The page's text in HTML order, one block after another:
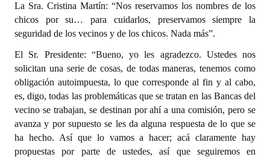
La Sra. Cristina Martín: “Nos reservamos los nombres de los
chicos por su… para cuidarlos, preservamos siempre la
seguridad de los vecinos y de los chicos. Nada más”.
El Sr. Presidente: “Bueno, yo les agradezco. Ustedes nos
solicitan una serie de cosas, de todas maneras, tenemos como
obligación autoimpuesta, lo que corresponde al fin y al cabo,
es, digo, todas las problemáticas que se tratan en las Bancas del
vecino se trabajan, se destinan por ahí a una comisión, pero se
avanza y por supuesto se les da alguna respuesta de lo que se
ha hecho. Así que lo vamos a hacer; acá claramente hay
propuestas por parte de ustedes, así que seguiremos en